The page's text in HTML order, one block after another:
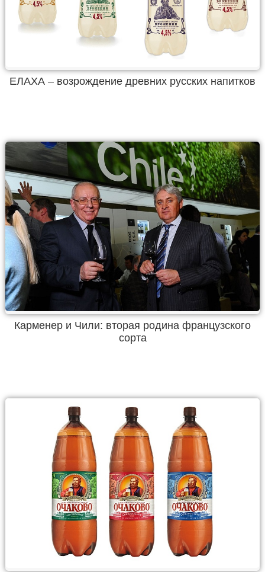
ЕЛАХА – возрождение древних русских напитков
Карменер и Чили: вторая родина французского
сорта